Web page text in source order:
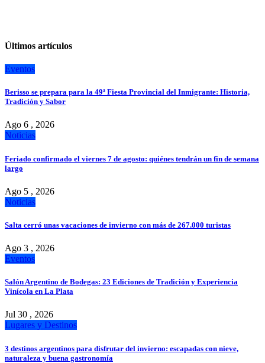
Últimos artículos
Eventos
Berisso se prepara para la 49ª Fiesta Provincial del Inmigrante: Historia,
Tradición y Sabor
Ago 6 , 2026
Noticias
Feriado confirmado el viernes 7 de agosto: quiénes tendrán un fin de semana
largo
Ago 5 , 2026
Noticias
Salta cerró unas vacaciones de invierno con más de 267.000 turistas
Ago 3 , 2026
Eventos
Salón Argentino de Bodegas: 23 Ediciones de Tradición y Experiencia
Vinícola en La Plata
Jul 30 , 2026
Lugares y Destinos
3 destinos argentinos para disfrutar del invierno: escapadas con nieve,
naturaleza y buena gastronomía